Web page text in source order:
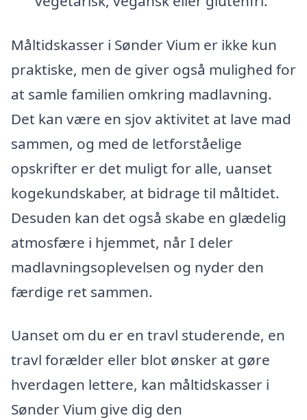
Måltidskasser i Sønder Vium er ikke kun
praktiske, men de giver også mulighed for
at samle familien omkring madlavning.
Det kan være en sjov aktivitet at lave mad
sammen, og med de letforståelige
opskrifter er det muligt for alle, uanset
kogekundskaber, at bidrage til måltidet.
Desuden kan det også skabe en glædelig
atmosfære i hjemmet, når I deler
madlavningsoplevelsen og nyder den
færdige ret sammen.
Uanset om du er en travl studerende, en
travl forælder eller blot ønsker at gøre
hverdagen lettere, kan måltidskasser i
Sønder Vium give dig den